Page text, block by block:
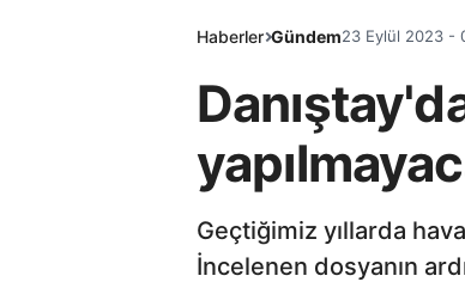
Haberler Gündem23 Eylül 2023 -
Geçtiğimiz yıllarda
İncelenen dosyanın